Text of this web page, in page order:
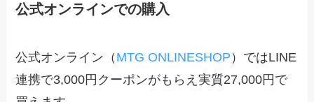
公式オンラインでの購入
公式オンライン（ MTG ONLINESHOP ）ではLINE
連携で3,000円クーポンがもらえ実質27,000円で